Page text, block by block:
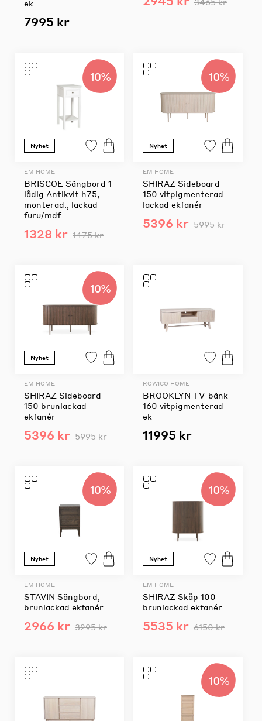
ek
7995 kr
10%
Nyhet
EM HOME
BRISCOE Sängbord 1
lådig Antikvit h75,
monterad., lackad
furu/mdf
1328 kr 1475 kr
10%
Nyhet
EM HOME
SHIRAZ Sideboard
150 vitpigmenterad
lackad ekfanér
5396 kr 5995 kr
10%
Nyhet
EM HOME
SHIRAZ Sideboard
150 brunlackad
ekfanér
5396 kr 5995 kr
ROWICO HOME
BROOKLYN TV-bänk
160 vitpigmenterad
ek
11995 kr
10%
Nyhet
EM HOME
STAVIN Sängbord,
brunlackad ekfanér
2966 kr 3295 kr
10%
Nyhet
EM HOME
SHIRAZ Skåp 100
brunlackad ekfanér
5535 kr 6150 kr
10%